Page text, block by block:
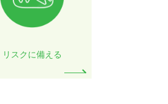
リスクに備える